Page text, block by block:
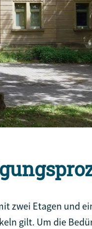
zwei Etagen und
gilt. Um die